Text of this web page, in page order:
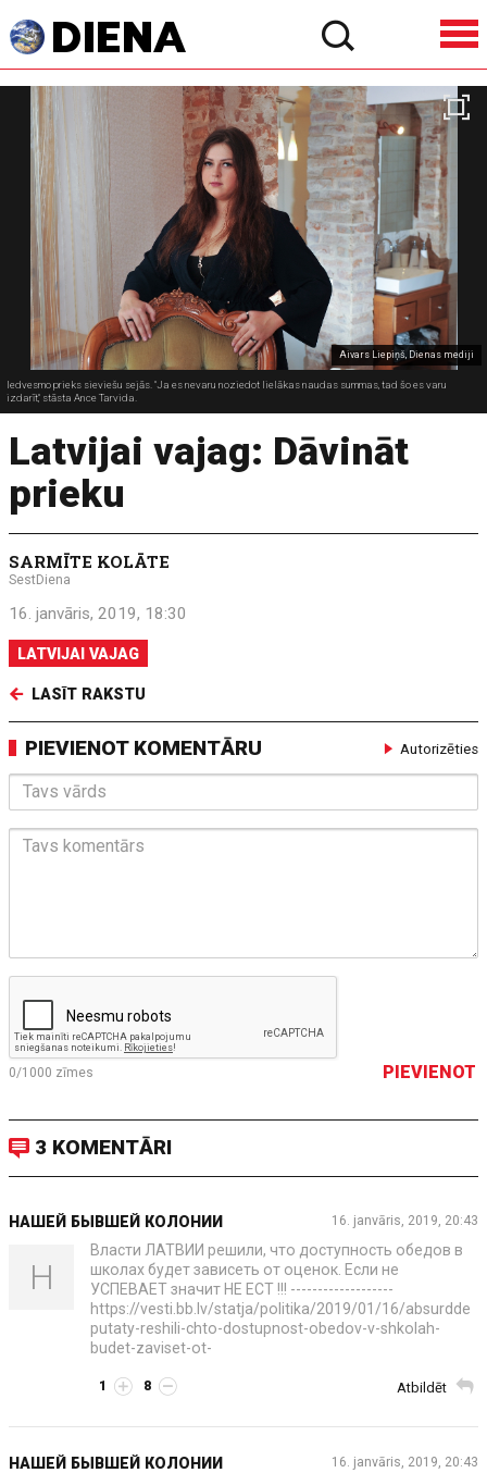
Aivars Liepiņš, Dienas mediji
Iedvesmo prieks sieviešu sejās. "Ja es nevaru noziedot lielākas naudas summas, tad šo es varu
izdarīt," stāsta Ance Tarvida.
Latvijai vajag: Dāvināt
prieku
SARMĪTE KOLĀTE
SestDiena
16. janvāris, 2019, 18:30
LATVIJAI VAJAG
LASĪT RAKSTU
Autorizēties
PIEVIENOT KOMENTĀRU
0/1000 zīmes PIEVIENOT
3 KOMENTĀRI
16. janvāris, 2019, 20:43
НАШЕЙ БЫВШЕЙ КОЛОНИИ
Н
Власти ЛАТВИИ решили, что доступность обедов в
школах будет зависеть от оценок. Если не
УСПЕВАЕТ значит НЕ ЕСТ !!! -------------------
https://vesti.bb.lv/statja/politika/2019/01/16/absurdde
putaty-reshili-chto-dostupnost-obedov-v-shkolah-
budet-zaviset-ot-
Atbildēt
1 8
16. janvāris, 2019, 20:43
НАШЕЙ БЫВШЕЙ КОЛОНИИ